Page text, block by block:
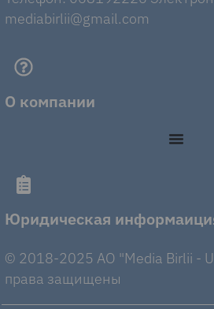
mediabirlii@gmail.com
О компании
Юридическая
© 2018-2025 AO "Media Birlii -
права защищены